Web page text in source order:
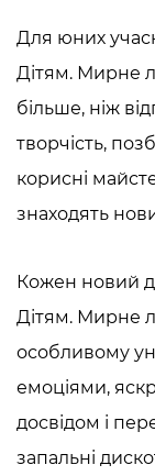
Для юних
Дітям. Мирне
більше, ніж
творчість,
корисні
знаходять
Кожен новий
Дітям. Мирне
особливому
емоціями,
досвідом і
запальні